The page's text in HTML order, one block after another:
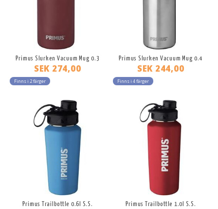
Primus Slurken Vacuum Mug 0.3
SEK 274,00
Finns i 2 färger
Primus Slurken Vacuum Mug 0.4
SEK 244,00
Finns i 4 färger
Primus Trailbottle 0.6l S.S. Primus Trailbottle 1.0l S.S.